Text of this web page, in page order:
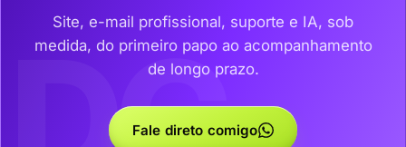
Site, e-mail profissional, suporte e IA, sob
medida, do primeiro papo ao acompanhamento
de longo prazo.
Fale direto comigo